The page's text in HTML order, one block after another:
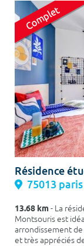
Résidence
75013
13.68 km- La
Montsouris est
arrondissement
et très appréciés